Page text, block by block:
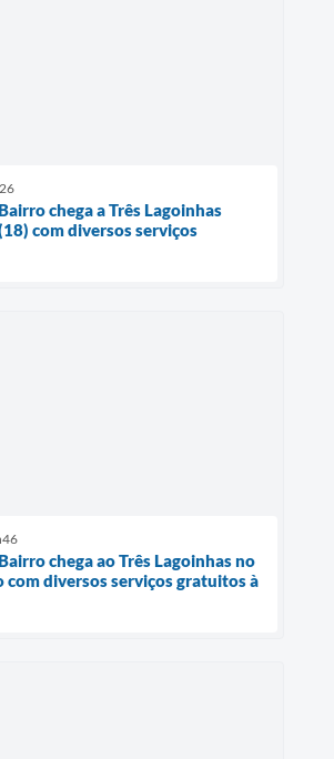
chega a Três Lagoinhas
com diversos serviços
chega ao Três Lagoinhas no
com diversos serviços gratuitos à